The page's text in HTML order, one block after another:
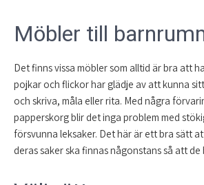
Möbler till
Det finns vissa möbler som alltid är bra att
pojkar och flickor har glädje av att kunna
och skriva, måla eller rita. Med några
papperskorg blir det inga problem med
försvunna leksaker. Det här är ett bra sätt
deras saker ska finnas någonstans så att